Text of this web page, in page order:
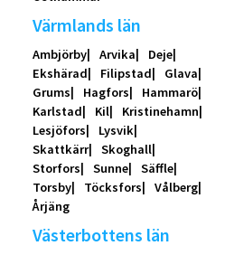
Värmlands län
Ambjörby Arvika
Deje
Ekshärad
Filipstad
Glava
Grums
Hagfors
Hammarö
Karlstad
Kil
Kristinehamn
Lesjöfors
Lysvik
Skattkärr
Skoghall
Storfors
Sunne
Säffle
Torsby
Töcksfors
Vålberg
Årjäng
Västerbottens län